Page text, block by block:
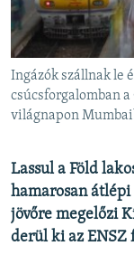
VILÁG
KLÍMAVÁLTOZÁS
A MÚLT
KÖVESSEN MINKET!
Valamennyi
Ingázók szállnak le
csúcsforgalomban
világnapon
Lassul a Föld
hamarosan
jövőre megelőzi
derül ki az ENSZ